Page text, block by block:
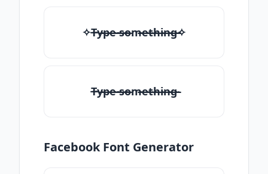
✧T̶̴y̶̴p̶̴e̶̴ ̶̴s̶̴o̶̴m̶̴e̶̴t̶̴h̶̴i̶̴n̶̴g̶̴✧
T̶̴y̶̴p̶̴e̶̴ ̶̴s̶̴o̶̴m̶̴e̶̴t̶̴h̶̴i̶̴n̶̴g̶̴
Facebook Font Generator